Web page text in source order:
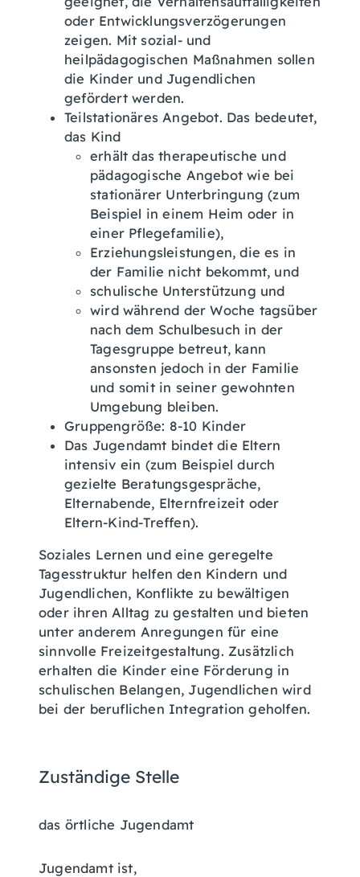
oder Entwicklungsverzögerungen
zeigen. Mit sozial- und
heilpädagogischen Maßnahmen sollen
die Kinder und Jugendlichen
gefördert werden.
Teilstationäres Angebot. Das bedeutet,
das Kind
erhält das therapeutische und
pädagogische Angebot wie bei
stationärer Unterbringung (zum
Beispiel in einem Heim oder in
einer Pflegefamilie),
Erziehungsleistungen, die es in
der Familie nicht bekommt, und
schulische Unterstützung und
wird während der Woche tagsüber
nach dem Schulbesuch in der
Tagesgruppe betreut, kann
ansonsten jedoch in der Familie
und somit in seiner gewohnten
Umgebung bleiben.
Gruppengröße: 8-10 Kinder
Das Jugendamt bindet die Eltern
intensiv ein (zum Beispiel durch
gezielte Beratungsgespräche,
Elternabende, Elternfreizeit oder
Eltern-Kind-Treffen).
Soziales Lernen und eine geregelte
Tagesstruktur helfen den Kindern und
Jugendlichen, Konflikte zu bewältigen
oder ihren Alltag zu gestalten und bieten
unter anderem Anregungen für eine
sinnvolle Freizeitgestaltung. Zusätzlich
erhalten die Kinder eine Förderung in
schulischen Belangen, Jugendlichen wird
bei der beruflichen Integration geholfen.
Zuständige Stelle
das örtliche Jugendamt
Jugendamt ist,